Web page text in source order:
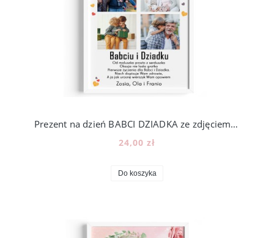
Prezent na dzień BABCI DZIADKA ze zdjęciem - wzór BD32
24,00 zł
Do koszyka